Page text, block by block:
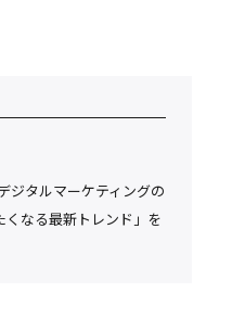
ジタルマーケティングの
なる最新トレンド」を